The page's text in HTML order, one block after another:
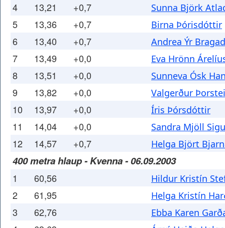
4 13,21 +0,7 Sunna Björk
5 13,36 +0,7 Birna Þórisdóttir
6 13,40 +0,7 Andrea Ýr
7 13,49 +0,0 Eva Hrönn
8 13,51 +0,0 Sunneva Ósk
9 13,82 +0,0 Valgerður
10 13,97 +0,0 Íris Þórsdóttir
11 14,04 +0,0 Sandra Mjöll
12 14,57 +0,7 Helga Björt
400 metra hlaup - Kvenna - 06.09.2003
1 60,56 Hildur Kristín
2 61,95 Helga Kristín
3 62,76 Ebba Karen